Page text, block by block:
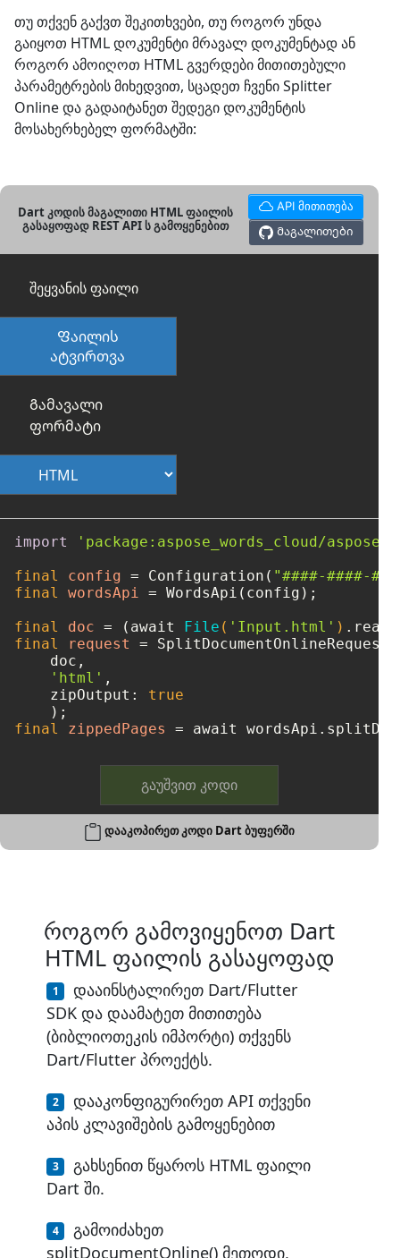
თუ თქვენ გაქვთ შეკითხვები, თუ როგორ უნდა
გაიყოთ HTML დოკუმენტი მრავალ დოკუმენტად ან
როგორ ამოიღოთ HTML გვერდები მითითებული
პარამეტრების მიხედვით, სცადეთ ჩვენი Splitter
Online და გადაიტანეთ შედეგი დოკუმენტის
მოსახერხებელ ფორმატში:
Dart კოდის მაგალითი HTML ფაილის
გასაყოფად REST API ს გამოყენებით
API მითითება
Მაგალითები
შეყვანის ფაილი
Ფაილის
ატვირთვა
Გამავალი
ფორმატი
import
'package:aspose_words_cloud/
final
config = Configuration( "####-####-
final
wordsApi = WordsApi(config);
final
doc = (await File ( 'Input.html' )
final
request = SplitDocumentOnlineRequest(
    doc,
'html' ,
    zipOutput:
true
final
zippedPages = await
გაუშვით კოდი
დააკოპირეთ კოდი Dart ბუფერში
როგორ გამოვიყენოთ Dart
HTML ფაილის გასაყოფად
დააინსტალირეთ Dart/Flutter
SDK და დაამატეთ მითითება
(ბიბლიოთეკის იმპორტი) თქვენს
Dart/Flutter პროექტს.
დააკონფიგურირეთ API თქვენი
აპის კლავიშების გამოყენებით
გახსენით წყაროს HTML ფაილი
Dart ში.
გამოიძახეთ
splitDocumentOnline() მეთოდი,